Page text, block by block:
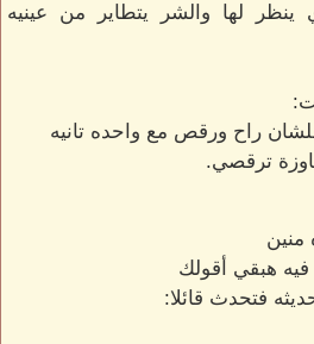
لها والشر يتطاير من عينيه
راح ورقص مع واحده تانيه
ترقصي.
منين
هبقي أقولك
فتحدث قائلا: